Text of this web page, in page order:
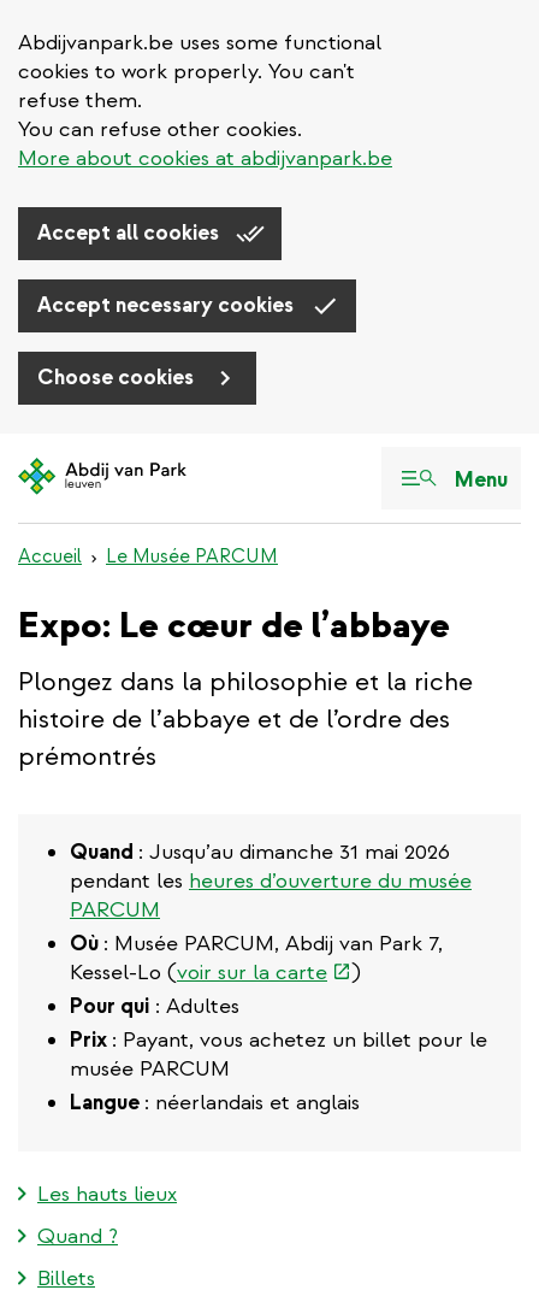
Abdijvanpark.be uses some functional
cookies to work properly. You can't
refuse them.
You can refuse other cookies.
More about cookies at abdijvanpark.be
Accept all cookies
Accept necessary cookies
Choose cookies
au
Menu
Accueil Le Musée PARCUM
Expo: Le cœur de l’abbaye
Plongez dans la philosophie et la riche
histoire de l’abbaye et de l’ordre des
prémontrés
Quand : Jusqu’au dimanche 31 mai 2026
pendant les heures d’ouverture du musée
PARCUM
Où : Musée PARCUM, Abdij van Park 7,
Kessel-Lo (voir sur la carte(link
external)
)
Pour qui : Adultes
Prix : Payant, vous achetez un billet pour le
musée PARCUM
Langue : néerlandais et anglais
Les hauts lieux
Quand ?
Billets